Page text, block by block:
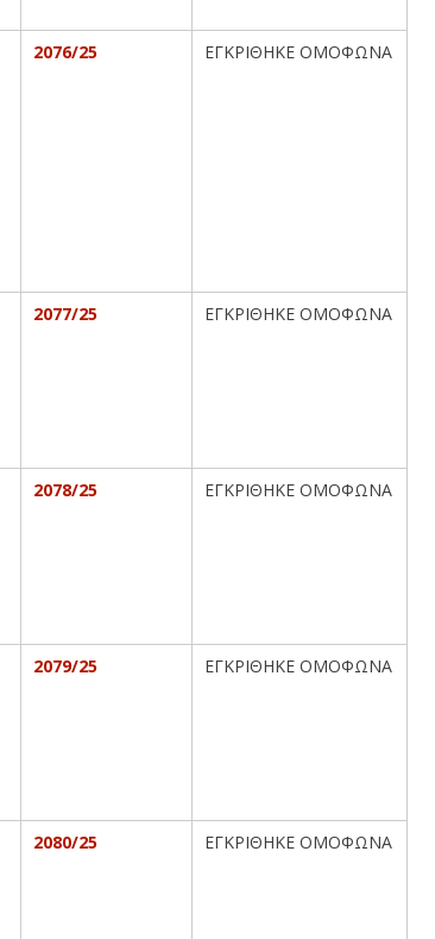
2076/25 ΕΓΚΡΙΘΗΚΕ ΟΜΟΦΩΝΑ
2077/25 ΕΓΚΡΙΘΗΚΕ ΟΜΟΦΩΝΑ
2078/25 ΕΓΚΡΙΘΗΚΕ ΟΜΟΦΩΝΑ
2079/25 ΕΓΚΡΙΘΗΚΕ ΟΜΟΦΩΝΑ
2080/25 ΕΓΚΡΙΘΗΚΕ ΟΜΟΦΩΝΑ